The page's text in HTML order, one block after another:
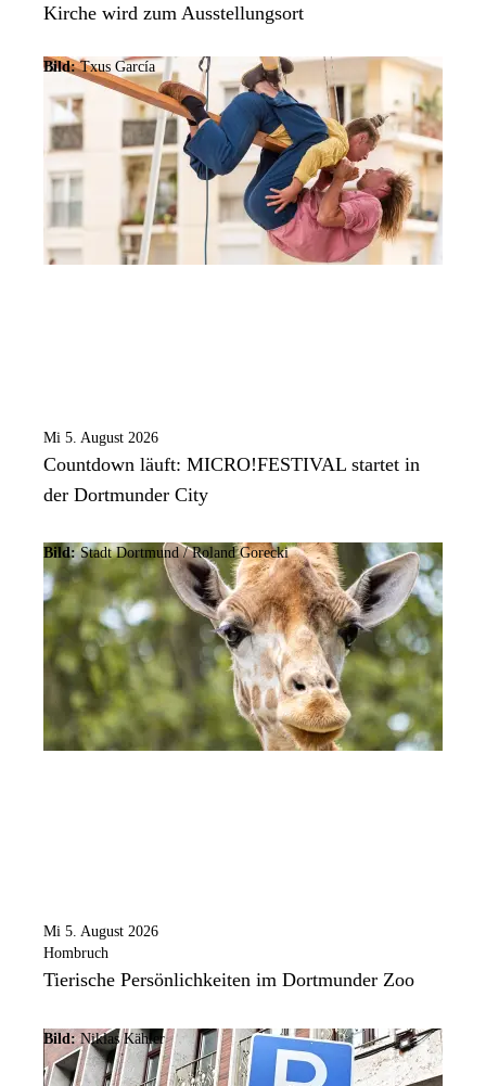
Kirche wird zum Ausstellungsort
Bild: Txus García
Mi 5. August 2026
Countdown läuft: MICRO!FESTIVAL startet in
der Dortmunder City
Bild:Stadt Dortmund / Roland Gorecki
Mi 5. August 2026
Hombruch
Tierische Persönlichkeiten im Dortmunder Zoo
Bild: Niklas Kähler